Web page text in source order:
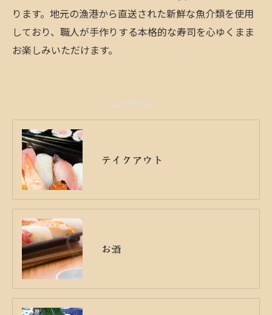
ります。地元の漁港から直送された新鮮な魚介類を使用
しており、職人が手作りする本格的な寿司を心ゆくまま
お楽しみいただけます。
テイクアウト
お酒